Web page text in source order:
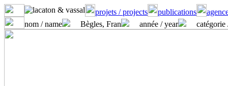
projets / projects publications
nom / name
Bègles, Fran année / year catégorie